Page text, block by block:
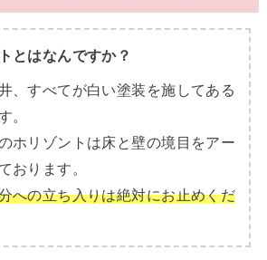
とはなんですか？
、すべてが白い塗装を施してある
。
ホリゾントは床と壁の境目をアー
おります。
への立ち入りは絶対にお止めくだ